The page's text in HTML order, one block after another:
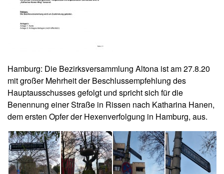
Hamburg: Die Bezirksversammlung Altona ist am 27.8.20
mit großer Mehrheit der Beschlussempfehlung des
Hauptausschusses gefolgt und spricht sich für die
Benennung einer Straße in Rissen nach Katharina Hanen,
dem ersten Opfer der Hexenverfolgung in Hamburg, aus.